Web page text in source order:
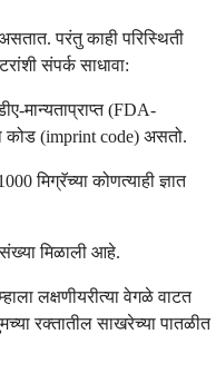
परंतु काही परिस्थिती
संपर्क साधावा:
मान्यताप्राप्त (FDA-
कोड (imprint code) असतो.
मिग्रॅच्या कोणत्याही ज्ञात
संख्या मिळाली आहे.
लक्षणीयरीत्या वेगळे वाटत
रक्तातील साखरेच्या पातळीत